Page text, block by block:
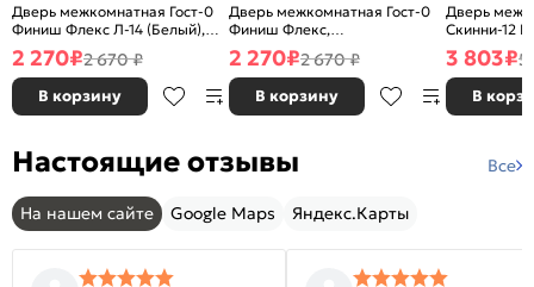
Дверь межкомнатная Гост-0
Финиш Флекс Л-14 (Белый),
глухая, каркасно-щитовая
2 270₽2 670 ₽
В корзину
Дверь межкомнатная Гост-0
Финиш Флекс,
Ламинированные Л-11
(ИталОрех), глухая, каркасно-
щитовая
2 270₽2 670 ₽
В корзину
Дверь
Скинни-12
глухая,
3 803₽5
В
Настоящие отзывы Все
На нашем сайте Google Maps Яндекс.Карты